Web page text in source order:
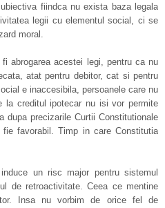
fiindca nu exista baza legala
legii cu elementul social, ci se
moral.
abrogarea acestei legi, pentru ca nu
atat pentru debitor, cat si pentru
e inaccesibila, persoanele care nu
la creditul ipotecar nu isi vor permite
dupa precizarile Curtii Constitutionale
favorabil. Timp in care Constitutia
un risc major pentru sistemul
de retroactivitate. Ceea ce mentine
Insa nu vorbim de orice fel de